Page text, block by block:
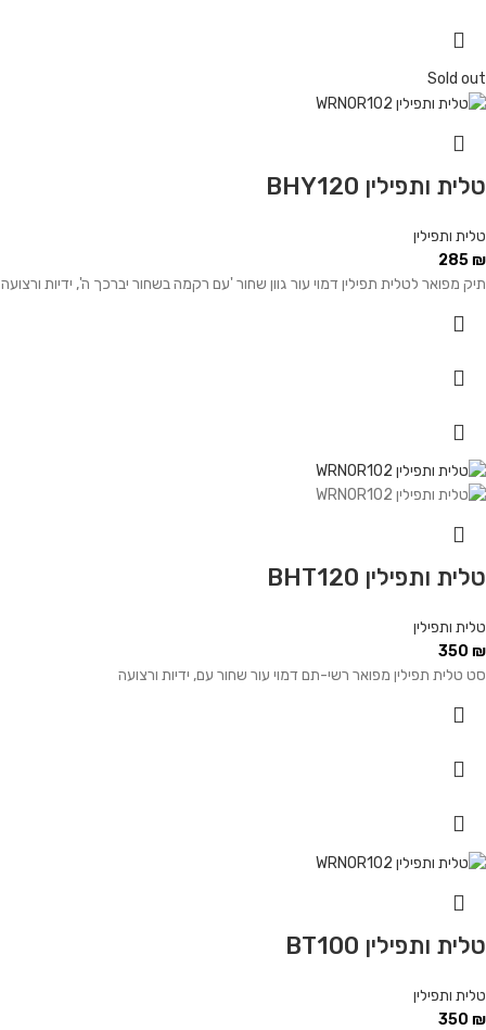
Sold out
טלית ותפילין BHY120
טלית ותפילין
285₪
תיק מפואר לטלית תפילין דמוי עור גוון שחור 'עם רקמה בשחור יברכך ה', ידיות ורצועה
טלית ותפילין BHT120
טלית ותפילין
350 ₪
סט טלית תפילין מפואר רשי-תם דמוי עור שחור עם, ידיות ורצועה
טלית ותפילין BT100
טלית ותפילין
350 ₪